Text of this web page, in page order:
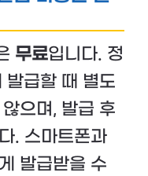
무료입니다. 정
급할 때 별도
으며, 발급 후
. 스마트폰과
발급받을 수